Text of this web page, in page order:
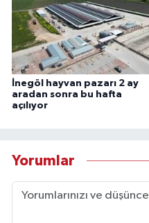
İnegöl hayvan pazarı 2 ay
aradan sonra bu hafta
açılıyor
Yorumlar